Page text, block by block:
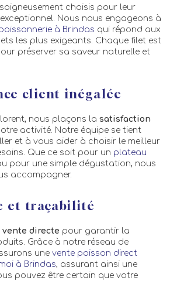
choisis pour leur
Nous nous engageons à
à Brindas qui répond aux
les plus exigeants. Chaque filet est
préserver sa saveur naturelle et
client inégalée
nous plaçons la satisfaction
activité. Notre équipe se tient
et à vous aider à choisir le meilleur
Que ce soit pour un plateau
pour une simple dégustation, nous
accompagner.
et traçabilité
vente directe pour garantir la
Grâce à notre réseau de
une vente poisson direct
à Brindas, assurant ainsi une
pouvez être certain que votre